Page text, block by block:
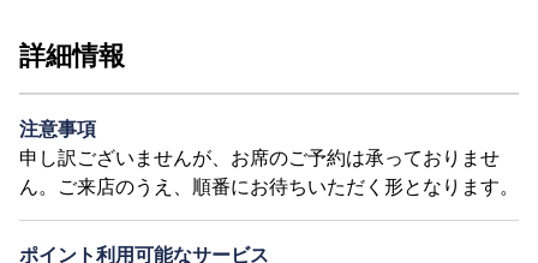
詳細情報
注意事項
申し訳ございませんが、お席のご予約は承っておりませ
ん。ご来店のうえ、順番にお待ちいただく形となります。
ポイント利用可能なサービス